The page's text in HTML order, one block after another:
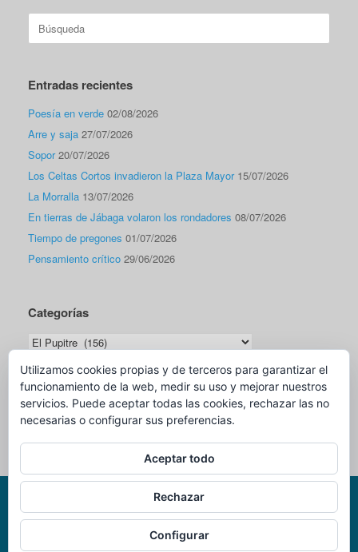
Entradas recientes
Poesía en verde 02/08/2026
Arre y saja 27/07/2026
Sopor 20/07/2026
Los Celtas Cortos invadieron la Plaza Mayor 15/07/2026
La Morralla 13/07/2026
En tierras de Jábaga volaron los rondadores 08/07/2026
Tiempo de pregones 01/07/2026
Pensamiento crítico 29/06/2026
Categorías
Categorías
Traductor
@2007-2025
Tema de
Utilizamos cookies propias y de terceros para garantizar el
funcionamiento de la web, medir su uso y mejorar nuestros
servicios. Puede aceptar todas las cookies, rechazar las no
necesarias o configurar sus preferencias.
Aceptar todo
Rechazar
Configurar